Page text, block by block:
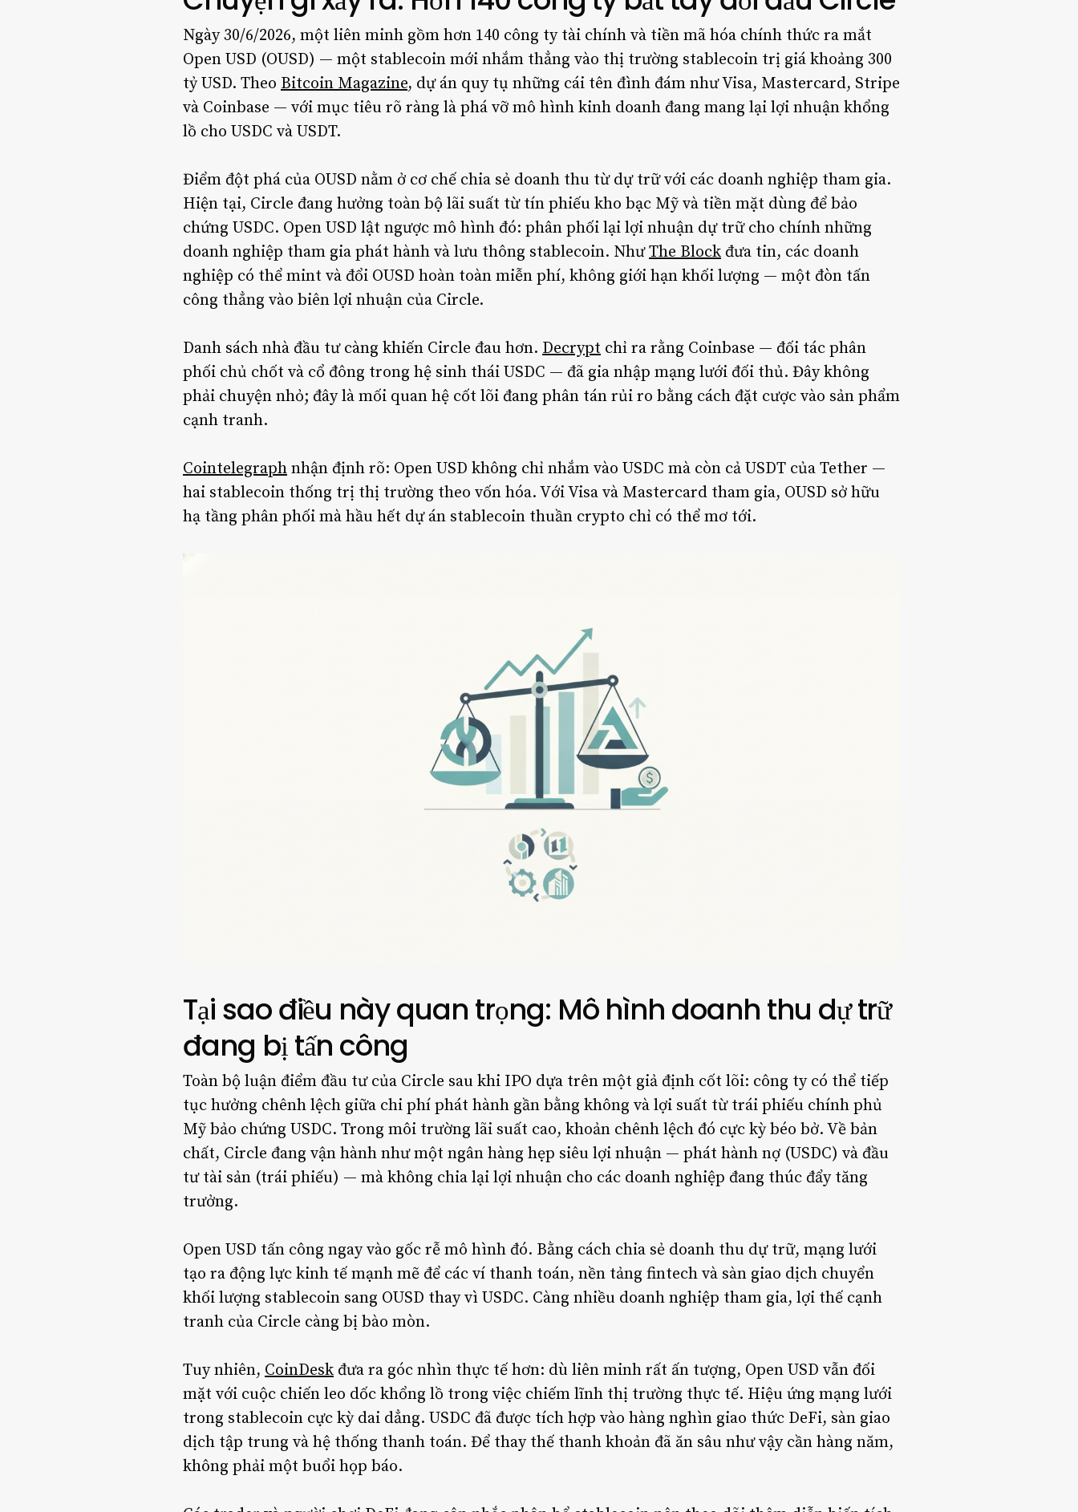
Ngày 30/6/2026, một liên minh gồm hơn 140 công ty tài chính và tiền mã hóa chính thức ra mắt
Open USD (OUSD) — một stablecoin mới nhắm thẳng vào thị trường stablecoin trị giá khoảng 300
tỷ USD. Theo Bitcoin Magazine, dự án quy tụ những cái tên đình đám như Visa, Mastercard, Stripe
và Coinbase — với mục tiêu rõ ràng là phá vỡ mô hình kinh doanh đang mang lại lợi nhuận khổng
lồ cho USDC và USDT.
Điểm đột phá của OUSD nằm ở cơ chế chia sẻ doanh thu từ dự trữ với các doanh nghiệp tham gia.
Hiện tại, Circle đang hưởng toàn bộ lãi suất từ tín phiếu kho bạc Mỹ và tiền mặt dùng để bảo
chứng USDC. Open USD lật ngược mô hình đó: phân phối lại lợi nhuận dự trữ cho chính những
doanh nghiệp tham gia phát hành và lưu thông stablecoin. NhưThe Block đưa tin, các doanh
nghiệp có thể mint và đổi OUSD hoàn toàn miễn phí, không giới hạn khối lượng — một đòn tấn
công thẳng vào biên lợi nhuận của Circle.
Danh sách nhà đầu tư càng khiến Circle đau hơn. Decrypt chỉ ra rằng Coinbase — đối tác phân
phối chủ chốt và cổ đông trong hệ sinh thái USDC — đã gia nhập mạng lưới đối thủ. Đây không
phải chuyện nhỏ; đây là mối quan hệ cốt lõi đang phân tán rủi ro bằng cách đặt cược vào sản phẩm
cạnh tranh.
Cointelegraph nhận định rõ: Open USD không chỉ nhắm vào USDC mà còn cả USDT của Tether —
hai stablecoin thống trị thị trường theo vốn hóa. Với Visa và Mastercard tham gia, OUSD sở hữu
hạ tầng phân phối mà hầu hết dự án stablecoin thuần crypto chỉ có thể mơ tới.
Tại sao điều này quan trọng: Mô hình doanh thu dự trữ
đang bị tấn công
Toàn bộ luận điểm đầu tư của Circle sau khi IPO dựa trên một giả định cốt lõi: công ty có thể tiếp
tục hưởng chênh lệch giữa chi phí phát hành gần bằng không và lợi suất từ trái phiếu chính phủ
Mỹ bảo chứng USDC. Trong môi trường lãi suất cao, khoản chênh lệch đó cực kỳ béo bở. Về bản
chất, Circle đang vận hành như một ngân hàng hẹp siêu lợi nhuận — phát hành nợ (USDC) và đầu
tư tài sản (trái phiếu) — mà không chia lại lợi nhuận cho các doanh nghiệp đang thúc đẩy tăng
trưởng.
Open USD tấn công ngay vào gốc rễ mô hình đó. Bằng cách chia sẻ doanh thu dự trữ, mạng lưới
tạo ra động lực kinh tế mạnh mẽ để các ví thanh toán, nền tảng fintech và sàn giao dịch chuyển
khối lượng stablecoin sang OUSD thay vì USDC. Càng nhiều doanh nghiệp tham gia, lợi thế cạnh
tranh của Circle càng bị bào mòn.
Tuy nhiên, CoinDesk đưa ra góc nhìn thực tế hơn: dù liên minh rất ấn tượng, Open USD vẫn đối
mặt với cuộc chiến leo dốc khổng lồ trong việc chiếm lĩnh thị trường thực tế. Hiệu ứng mạng lưới
trong stablecoin cực kỳ dai dẳng. USDC đã được tích hợp vào hàng nghìn giao thức DeFi, sàn giao
dịch tập trung và hệ thống thanh toán. Để thay thế thanh khoản đã ăn sâu như vậy cần hàng năm,
không phải một buổi họp báo.